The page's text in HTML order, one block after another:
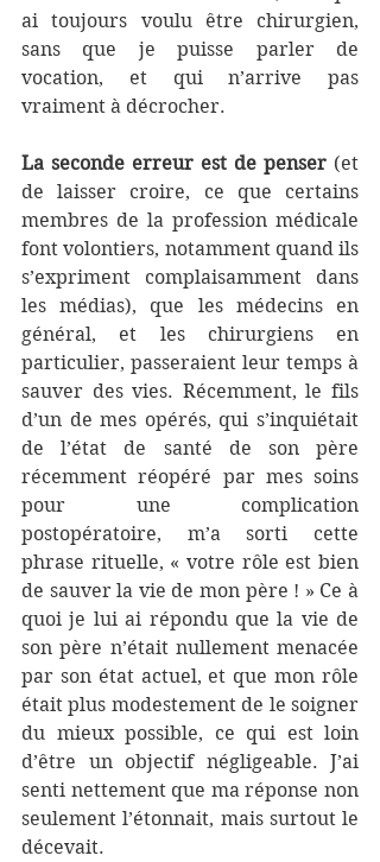
ai toujours voulu être chirurgien,
sans que je puisse parler de
vocation, et qui n’arrive pas
vraiment à décrocher.
La seconde erreur est de penser (et
de laisser croire, ce que certains
membres de la profession médicale
font volontiers, notamment quand ils
s’expriment complaisamment dans
les médias), que les médecins en
général, et les chirurgiens en
particulier, passeraient leur temps à
sauver des vies. Récemment, le fils
d’un de mes opérés, qui s’inquiétait
de l’état de santé de son père
récemment réopéré par mes soins
pour une complication
postopératoire, m’a sorti cette
phrase rituelle, « votre rôle est bien
de sauver la vie de mon père ! » Ce à
quoi je lui ai répondu que la vie de
son père n’était nullement menacée
par son état actuel, et que mon rôle
était plus modestement de le soigner
du mieux possible, ce qui est loin
d’être un objectif négligeable. J’ai
senti nettement que ma réponse non
seulement l’étonnait, mais surtout le
décevait.